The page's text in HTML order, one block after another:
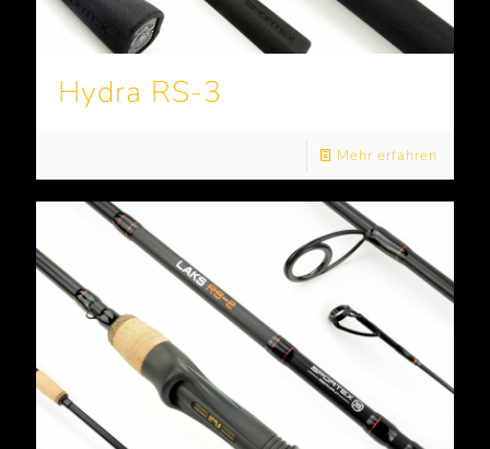
Hydra RS-3
Mehr erfahren